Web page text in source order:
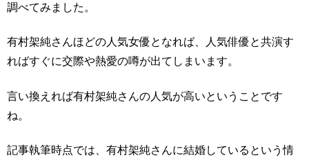
調べてみました。
有村架純さんほどの人気女優となれば、人気俳優と共演す
ればすぐに交際や熱愛の噂が出てしまいます。
言い換えれば有村架純さんの人気が高いということです
ね。
記事執筆時点では、有村架純さんに結婚しているという情